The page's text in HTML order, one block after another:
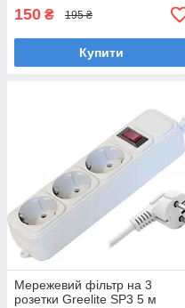
150 ₴ 195 ₴
Купити
Мережевий фільтр на 3
розетки Greelite SP3 5 м